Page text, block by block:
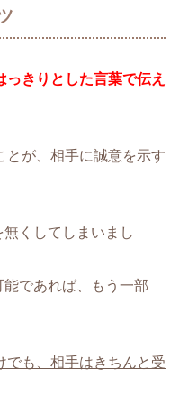
きりとした言葉で伝え
とが、相手に誠意を示す
無くしてしまいまし
能であれば、もう一部
でも、相手はきちんと受